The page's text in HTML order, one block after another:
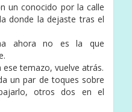
un conocido por la calle
donde la dejaste tras el
ahora no es la que
temazo, vuelve atrás.
un par de toques sobre
otros dos en el